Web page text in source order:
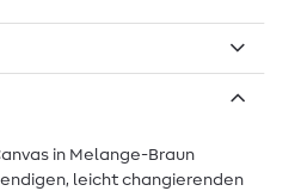
in Melange-Braun
leicht changierenden